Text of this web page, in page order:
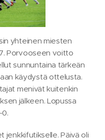
yhteinen miesten
Porvooseen voitto
sunnuntaina tärkeän
käydystä ottelusta.
menivät kuitenkin
jälkeen. Lopussa
jenkkifutikselle. Päivä oli